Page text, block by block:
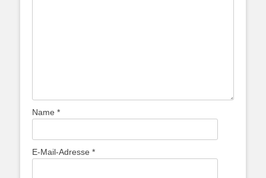
Name *
E-Mail-Adresse *